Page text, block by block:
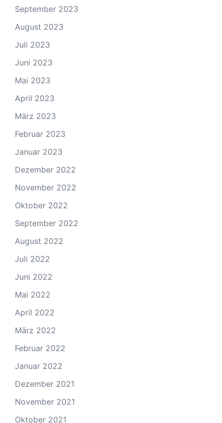
September 2023
August 2023
Juli 2023
Juni 2023
Mai 2023
April 2023
März 2023
Februar 2023
Januar 2023
Dezember 2022
November 2022
Oktober 2022
September 2022
August 2022
Juli 2022
Juni 2022
Mai 2022
April 2022
März 2022
Februar 2022
Januar 2022
Dezember 2021
November 2021
Oktober 2021